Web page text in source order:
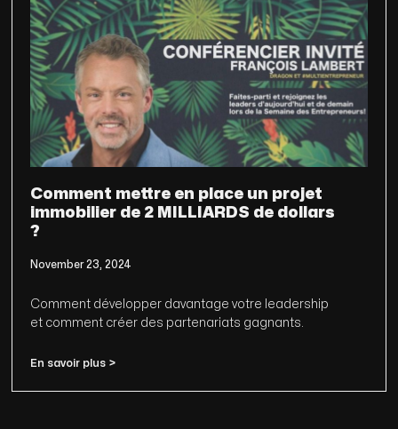
Comment mettre en place un projet
immobilier de 2 MILLIARDS de dollars
?
November 23, 2024
Comment développer davantage votre leadership
et comment créer des partenariats gagnants.
En savoir plus >